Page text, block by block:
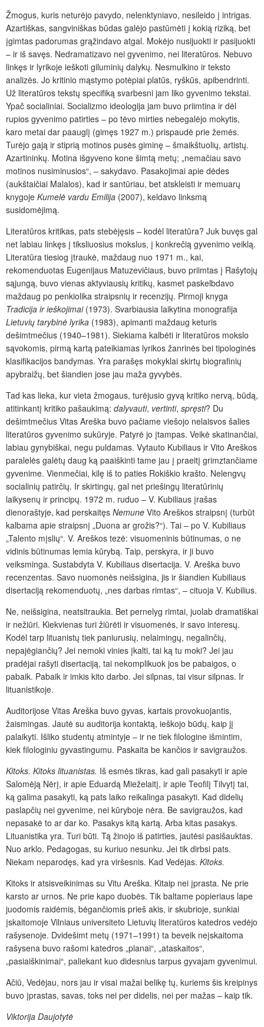
Žmogus, kuris neturėjo pavydo, nelenktyniavo, nesileido į intrigas.
Azartiškas, sang­viniškas būdas galėjo pastūmėti į kokią riziką, bet
įgimtas padorumas grąžindavo atgal. Mokėjo nusijuokti ir pasijuokti
– ir iš savęs. Nedramatizavo nei gyvenimo, nei literatūros. Nebuvo
linkęs ir lyrikoje ieškoti giluminių dalykų. Nesmulkino ir teksto
analizės. Jo kritinio mąstymo potėpiai platūs, ryškūs, apibendrinti.
Už literatūros tekstų specifiką svarbesni jam liko gyvenimo tekstai.
Ypač socialiniai. Socializmo ideologija jam buvo priimtina ir dėl
rupios gyvenimo patirties – po tėvo mirties nebegalėjo mokytis,
karo metai dar paauglį (gimęs 1927 m.) prispaudė prie žemės.
Turėjo gają ir stiprią motinos pusės giminę – šmaikštuolių, artistų.
Azartininkų. Motina išgyveno kone šimtą metų; „nemačiau savo
motinos nusiminusios“, – sakydavo. Pasakojimai apie dėdes
(aukštaičiai Malalos), kad ir santūriau, bet atskleisti ir memuarų
knygoje Kumelė vardu Emilija (2007), keldavo linksmą
susidomėjimą.
Literatūros kritikas, pats stebėjęsis – kodėl literatūra? Juk buvęs gal
net labiau linkęs į tiksliuosius mokslus, į konkrečią gyvenimo veiklą.
Literatūra tiesiog įtraukė, maždaug nuo 1971 m., kai,
rekomenduotas Eugenijaus Matuzevičiaus, buvo priimtas į Rašytojų
sąjungą, buvo vienas aktyviausių kritikų, kasmet paskelbdavo
maždaug po penkiolika straipsnių ir recenzijų. Pirmoji knyga
Tradicija ir ieškojimai(1973). Svarbiausia laikytina monografija
Lietuvių tarybinė lyrika (1983), apimanti maždaug keturis
dešimtmečius (1940–1981). Siekiama kalbėti ir literatūros mokslo
sąvokomis, pirmą kartą pateikiamas lyrikos žanrinės bei tipologinės
klasifikacijos bandymas. Yra parašęs mokyklai skirtų biografinių
apybraižų, bet šiandien jose jau maža gyvybės.
Tad kas lieka, kur vieta žmogaus, turėjusio gyvą kritiko nervą, būdą,
atitinkantį kritiko pašaukimą: dalyvauti, vertinti, spręsti? Du
dešimtmečius Vitas Areška buvo pačiame viešojo nelaisvos šalies
literatūros gyvenimo sukūryje. Patyrė jo įtampas. Veikė skatinančiai,
labiau gynybiškai, negu puldamas. Vytauto Kubiliaus ir Vito Areškos
paralelės galėtų daug ką paaiškinti tame jau į praeitį grimztančiame
gyvenime. Vienmečiai, kilę iš to paties Rokiškio krašto. Nelengvų
socialinių patirčių. Ir skirtingų, gal net priešingų literatūrinių
laikysenų ir principų. 1972 m. ruduo – V. Kubiliaus įrašas
dienoraštyje, kad perskaitęs Nemune Vito Areškos straipsnį (turbūt
kalbama apie straipsnį „Duona ar grožis?“). Tai – po V. Kubiliaus
„Talento mįslių“. V. Areškos tezė: visuomeninis būtinumas, o ne
vidinis būtinumas lemia kūrybą. Taip, perskyra, ir ji buvo
veiksminga. Sustabdyta V. Kubiliaus disertacija. V. Areška buvo
recenzentas. Savo nuomonės neišsigina, jis ir šiandien Kubiliaus
disertaciją rekomenduotų, „nes darbas rimtas“, – cituoja V. Kubilius.
Ne, neišsigina, neatsitraukia. Bet pernelyg rimtai, juolab dramatiškai
ir nežiūri. Kiek­vienas turi žiūrėti ir visuomenės, ir savo interesų.
Kodėl tarp lituanistų tiek paniurusių, nelaimingų, negalinčių,
nepajėgiančių? Jei nemoki vinies įkalti, tai ką tu moki? Jei jau
pradėjai rašyti disertaciją, tai nekomplikuok jos be pabaigos, o
pabaik. Pabaik ir imkis kito darbo. Jei silpnas, tai visur silpnas. Ir
lituanistikoje.
Auditorijose Vitas Areška buvo gyvas, kartais provokuojantis,
žaismingas. Jautė su auditorija kontaktą, ieškojo būdų, kaip jį
palaikyti. Išliko studentų atmintyje – ir ne tiek filologine išmintim,
kiek filologiniu gyvastingumu. Paskaita be kančios ir savigraužos.
Kitoks. Kitoks lituanistas. Iš esmės tikras, kad gali pasakyti ir apie
Salomėją Nėrį, ir apie Eduardą Mieželaitį, ir apie Teofilį Tilvytį tai,
ką galima pasakyti, ką pats laiko reikalinga pasakyti. Kad didelių
paslapčių nei gyvenime, nei kūryboje nėra. Be savigraužos, kad
nepasakė to ar dar ko. Pasakys kitą kartą. Arba kitas pasakys.
Lituanistika yra. Turi būti. Tą žinojo iš patirties, jautėsi pasišauktas.
Nuo arklo. Pedagogas, su kuriuo nesunku. Jei tik dirbsi pats.
Niekam neparodęs, kad yra viršesnis. Kad Vedėjas. Kitoks.
Kitoks ir atsisveikinimas su Vitu Areška. Kitaip nei įprasta. Ne prie
karsto ar urnos. Ne prie kapo duobės. Tik baltame popieriaus lape
juodomis raidėmis, bėgančiomis prieš akis, ir skubrioje, sunkiai
įskaitomoje Vilniaus universiteto Lietuvių literatūros katedros vedėjo
rašysenoje. Dvidešimt metų (1971–1991) ta beveik neįskaitoma
rašysena buvo rašomi katedros „planai“, „ataskaitos“,
„pasiaiškinimai“, paliekant kuo didesnius tarpus gyvajam gyvenimui.
Ačiū, Vedėjau, nors jau ir visai mažai belikę tų, kuriems šis kreipinys
buvo įprastas, savas, toks nei per didelis, nei per mažas – kaip tik.
Viktorija Daujotytė